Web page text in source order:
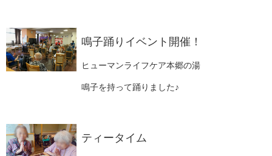
鳴子踊りイベント開催！
ヒューマンライフケア本郷の湯
鳴子を持って踊りました♪
ティータイム